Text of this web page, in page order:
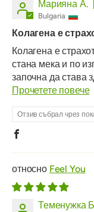
Марияна А.
Bulgaria
Колагена е
Колагена е
стана мека и по
започна да става
Прочетете повече
Отзив събрал чрез
Feel You
Теменужка